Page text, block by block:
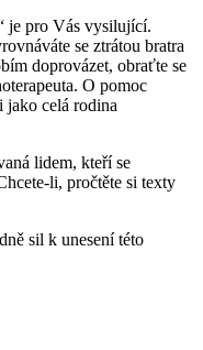
je pro Vás vysilující.
se ztrátou bratra
doprovázet, obraťte se
O pomoc
jako celá rodina
lidem, kteří se
li, pročtěte si texty
sil k unesení této